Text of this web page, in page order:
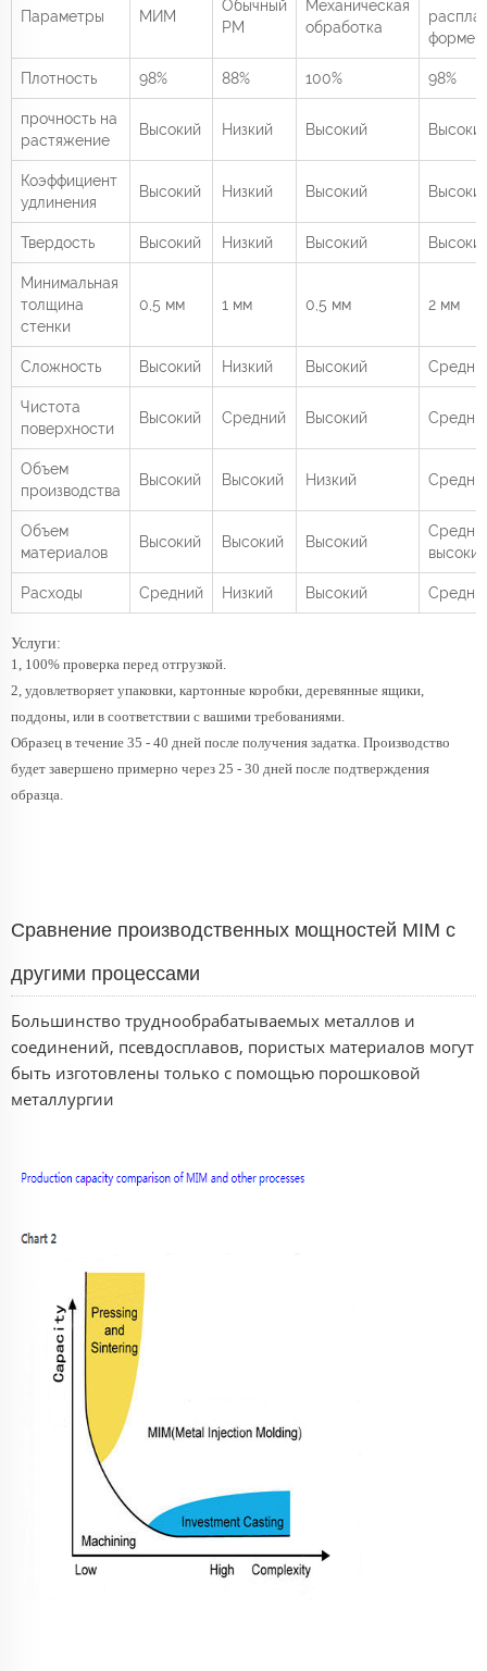
Параметры МИМ
Обычный
PM
Механическая
обработка
форме
Плотность 98% 88% 100% 98%
прочность на
растяжение
Высокий Низкий Высокий
Коэффициент
удлинения
Высокий Низкий Высокий
Твердость Высокий Низкий Высокий
Минимальная
толщина
стенки
0,5 мм 1 мм 0,5 мм 2 мм
Сложность Высокий Низкий Высокий
Чистота
поверхности
Высокий Средний Высокий
Объем
производства
Высокий Высокий Низкий
Объем
материалов
Высокий Высокий Высокий
высокий
Расходы Средний Низкий Высокий
Услуги:
1, 100% проверка перед отгрузкой.
2, удовлетворяет упаковки, картонные коробки, деревянные ящики,
поддоны, или в соответствии с вашими требованиями.
Образец в течение 35 - 40 дней после получения задатка. Производство
будет завершено примерно через 25 - 30 дней после подтверждения
образца.
Сравнение производственных мощностей MIM с
другими процессами
Большинство труднообрабатываемых металлов и
соединений, псевдосплавов, пористых материалов могут
быть изготовлены только с помощью порошковой
металлургии